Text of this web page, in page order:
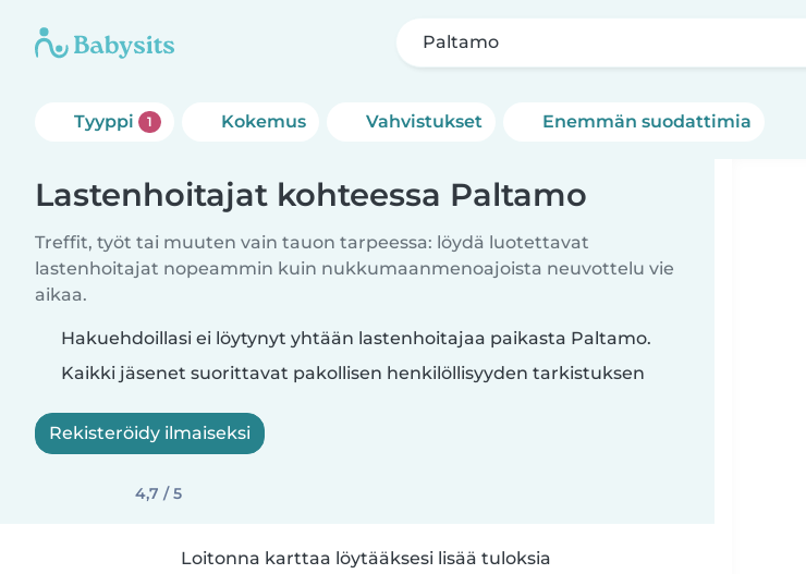
Paltamo
Tyyppi 1 Kokemus Vahvistukset Enemmän suodattimia
Lastenhoitajat kohteessa Paltamo
Treffit, työt tai muuten vain tauon tarpeessa: löydä luotettavat
lastenhoitajat nopeammin kuin nukkumaanmenoajoista neuvottelu vie
aikaa.
Hakuehdoillasi ei löytynyt yhtään lastenhoitajaa paikasta Paltamo.
Kaikki jäsenet suorittavat pakollisen henkilöllisyyden tarkistuksen
Rekisteröidy ilmaiseksi
4,7 / 5
Loitonna karttaa löytääksesi lisää tuloksia